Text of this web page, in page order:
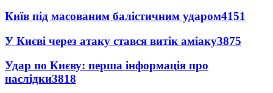
Київ під масованим балістичним ударом4151
У Києві через атаку стався витік аміаку3875
Удар по Києву: перша інформація про
наслідки3818